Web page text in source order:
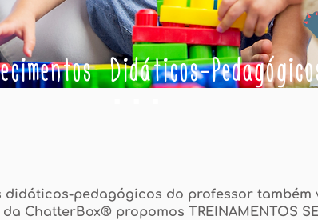
. . .
Didáticos-
didáticos-pedagógicos do professor também
ChatterBox® propomos TREINAMENTOS